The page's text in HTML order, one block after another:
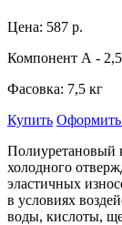
Цена: 587 р.
Компонент А -
Фасовка: 7,5 кг
Купить Оформить
Полиуретановый
холодного
эластичных
в условиях
воды, кислоты,